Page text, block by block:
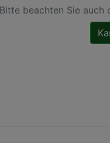
Bitte beachten Sie auch